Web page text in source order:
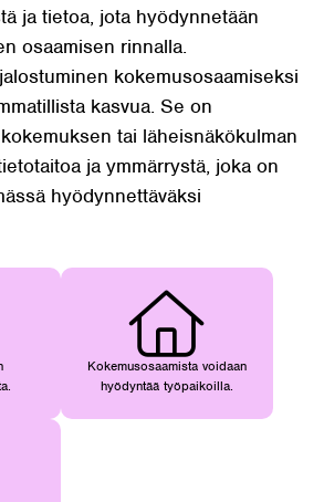
ja tietoa, jota hyödynnetään
osaamisen rinnalla.
kokemusosaamiseksi
kasvua. Se on
tai läheisnäkökulman
ja ymmärrystä, joka on
hyödynnettäväksi
Kokemusosaamista voidaan
hyödyntää työpaikoilla.